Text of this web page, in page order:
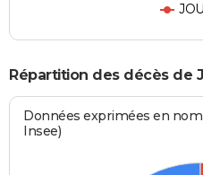
Répartition des décès de
Données exprimées en
Insee)